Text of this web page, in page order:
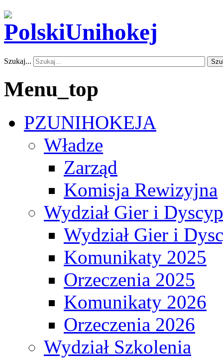
Szukaj...
Menu_top
PZUNIHOKEJA
Władze
Zarząd
Komisja Rewizyjna
Wydział Gier i
Wydział Gier i
Komunikaty 2025
Orzeczenia 2025
Komunikaty 2026
Orzeczenia 2026
Wydział Szkolenia